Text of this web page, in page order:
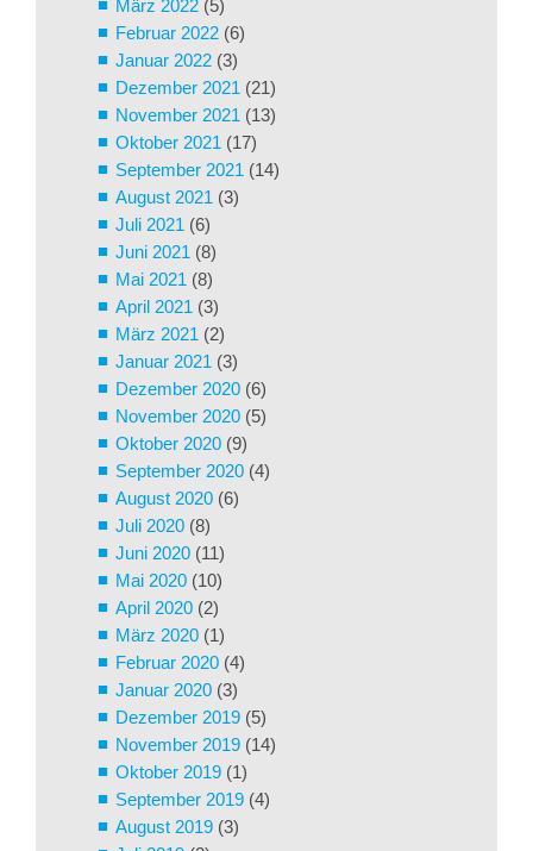
März 2022 (5)
Februar 2022 (6)
Januar 2022 (3)
Dezember 2021 (21)
November 2021 (13)
Oktober 2021 (17)
September 2021 (14)
August 2021 (3)
Juli 2021 (6)
Juni 2021 (8)
Mai 2021 (8)
April 2021 (3)
März 2021 (2)
Januar 2021 (3)
Dezember 2020 (6)
November 2020 (5)
Oktober 2020 (9)
September 2020 (4)
August 2020 (6)
Juli 2020 (8)
Juni 2020 (11)
Mai 2020 (10)
April 2020 (2)
März 2020 (1)
Februar 2020 (4)
Januar 2020 (3)
Dezember 2019 (5)
November 2019 (14)
Oktober 2019 (1)
September 2019 (4)
August 2019 (3)